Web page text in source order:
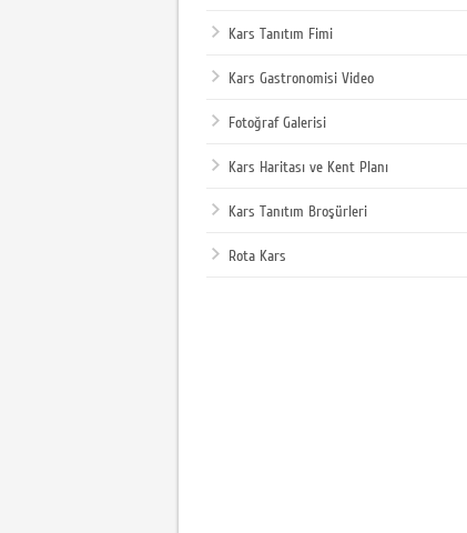
Kars Tanıtım Fimi
Kars Gastronomisi Video
Fotoğraf Galerisi
Kars Haritası ve Kent Planı
Kars Tanıtım Broşürleri
Rota Kars